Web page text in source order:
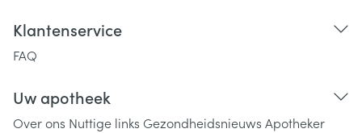
Klantenservice
FAQ
Uw apotheek
Over ons Nuttige links Gezondheidsnieuws Apotheker